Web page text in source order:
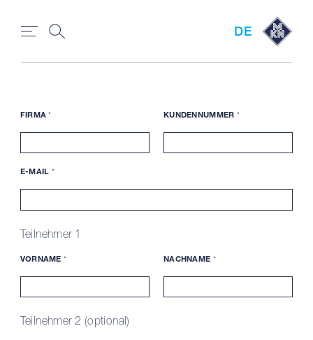
DE
FIRMA * KUNDENNUMMER *
E-MAIL *
Teilnehmer 1
VORNAME * NACHNAME *
Teilnehmer 2 (optional)